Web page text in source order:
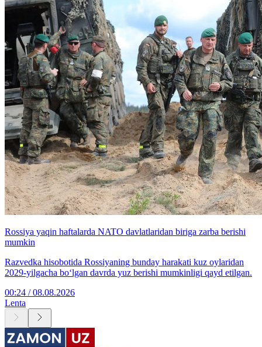
Rossiya yaqin haftalarda NATO davlatlaridan biriga zarba berishi
mumkin
Razvedka hisobotida Rossiyaning bunday harakati kuz oylaridan
2029-yilgacha bo‘lgan davrda yuz berishi mumkinligi qayd etilgan.
00:24 / 08.08.2026
Lenta